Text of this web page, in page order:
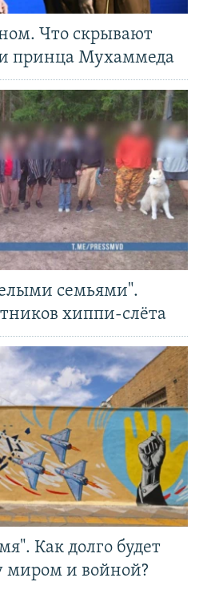
Что скрывают
принца Мухаммеда
семьями".
хиппи-слёта
Как долго будет
миром и войной?